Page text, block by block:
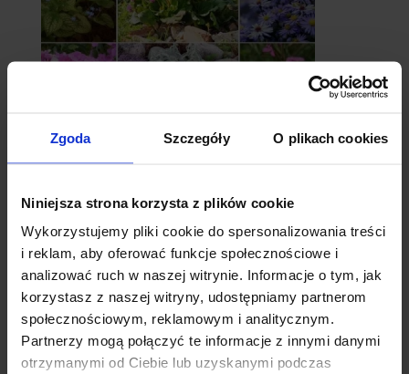
Zgoda Szczegóły O plikach cookies
Niniejsza strona korzysta z plików cookie
Wykorzystujemy pliki cookie do spersonalizowania treści
i reklam, aby oferować funkcje społecznościowe i
analizować ruch w naszej witrynie. Informacje o tym, jak
korzystasz z naszej witryny, udostępniamy partnerom
społecznościowym, reklamowym i analitycznym.
Partnerzy mogą połączyć te informacje z innymi danymi
otrzymanymi od Ciebie lub uzyskanymi podczas